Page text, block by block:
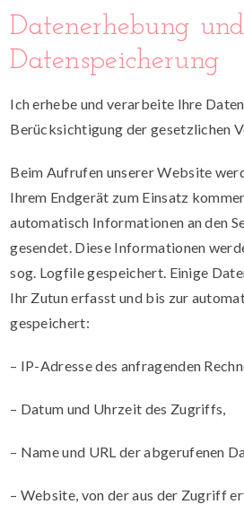
Datenerhebung und
Datenspeicherung
Ich erhebe und verarbeite Ihre
Berücksichtigung der gesetzlichen
Beim Aufrufen unserer Website
Ihrem Endgerät zum Einsatz
automatisch Informationen an den
gesendet. Diese Informationen
sog. Logfile gespeichert. Einige
Ihr Zutun erfasst und bis zur
gespeichert:
– IP-Adresse des anfragenden
– Datum und Uhrzeit des Zugriffs,
– Name und URL der abgerufenen
– Website, von der aus der Zugriff